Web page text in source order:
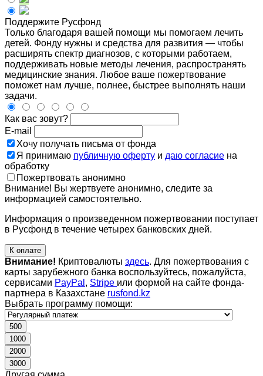
Поддержите Русфонд
Только благодаря вашей помощи мы помогаем лечить
детей. Фонду нужны и средства для развития — чтобы
расширять спектр диагнозов, с которыми работаем,
поддерживать новые методы лечения, распространять
медицинские знания. Любое ваше пожертвование
поможет нам лучше, полнее, быстрее выполнять наши
задачи.
Как вас зовут?
E-mail
Хочу получать письма от фонда
Я принимаю публичную оферту и даю согласие на
обработку
Пожертвовать анонимно
Внимание! Вы жертвуете анонимно, следите за
информацией самостоятельно.
Информация о произведенном пожертвовании поступает
в Русфонд в течение четырех банковских дней.
К оплате
Внимание! Криптовалюты здесь. Для пожертвования с
карты зарубежного банка воспользуйтесь, пожалуйста,
сервисами PayPal , Stripe или формой на сайте фонда-
партнера в Казахстане rusfond.kz
Выбрать программу помощи:
500
1000
2000
3000